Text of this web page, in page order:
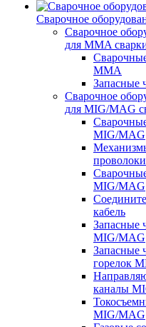
Сварочное
Сварочное
для MMA
MMA
Запасные
Сварочное
для MIG/MAG
MIG/MAG
MIG/MAG
кабель
Запасные
MIG/MAG
Запасные
горелок
каналы
MIG/MAG